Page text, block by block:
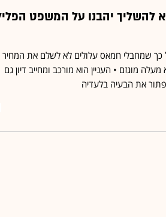
יהבנו על המשפט
כך שמחבלי חמאס עלולים לא לשלם את המחיר
מוגזם • העניין הוא מורכב ומחייב דיון גם
את הבעיה בלעדיה